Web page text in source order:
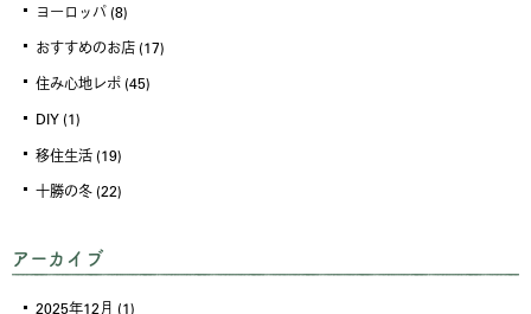
ヨーロッパ (8)
おすすめのお店 (17)
住み心地レポ (45)
DIY (1)
移住生活 (19)
十勝の冬 (22)
アーカイブ
2025年12月 (1)